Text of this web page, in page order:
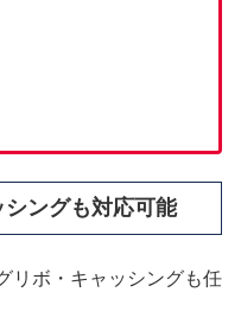
ングも対応可能
リボ・キャッシングも任